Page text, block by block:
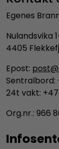
Egenes
Nulandsvika
4405
Epost:
Sentralbord:
24t vakt: +47
Org.nr.: 966